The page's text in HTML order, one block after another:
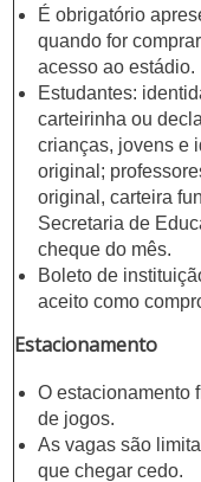
É obrigatório
quando for
acesso ao estádio.
Estudantes:
carteirinha ou
crianças, jovens e
original;
original, carteira
Secretaria de
cheque do mês.
Boleto de
aceito como
Estacionamento
O estacionamento
de jogos.
As vagas são
que chegar cedo.